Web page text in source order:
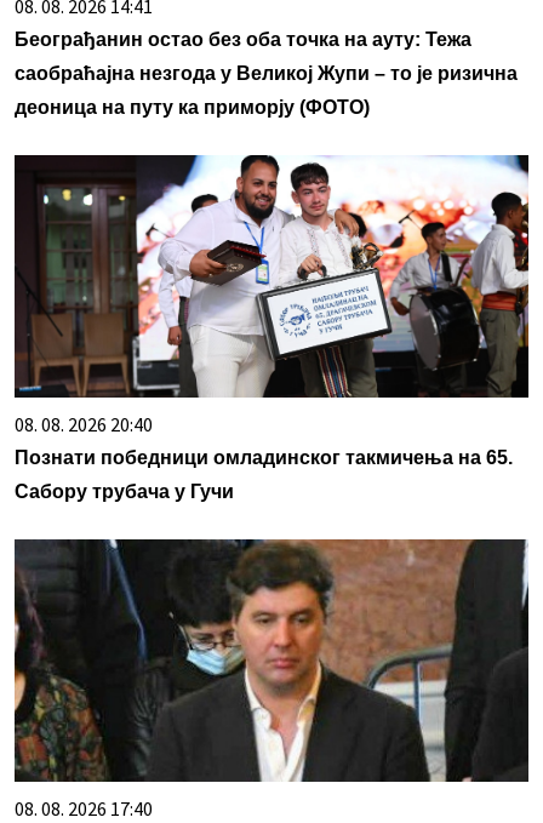
08. 08. 2026 14:41
Београђанин остао без оба точка на ауту: Тежа
саобраћајна незгода у Великој Жупи – то је ризична
деоница на путу ка приморју (ФОТО)
08. 08. 2026 20:40
Познати победници омладинског такмичења на 65.
Сабору трубача у Гучи
08. 08. 2026 17:40